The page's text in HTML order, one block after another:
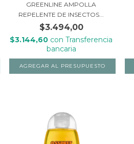
GREENLINE AMPOLLA
REPELENTE DE INSECTOS...
$3.494,00
$3.144,60 con Transferencia
bancaria